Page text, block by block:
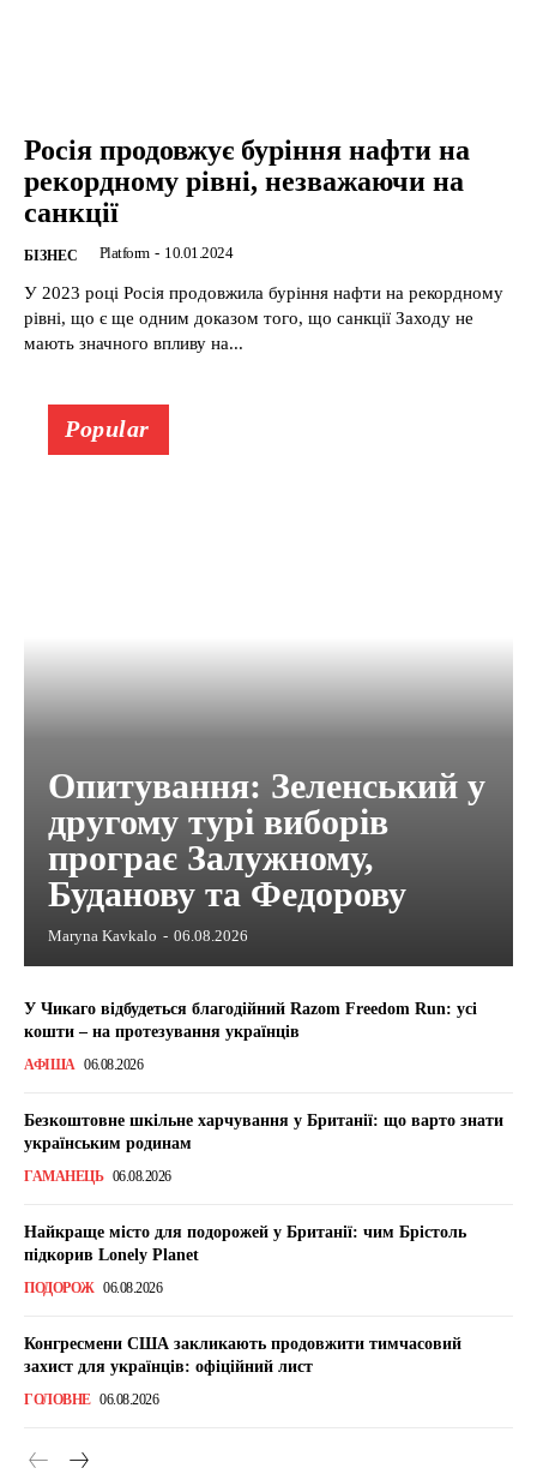
Росія продовжує буріння нафти на
рекордному рівні, незважаючи на
санкції
БІЗНЕС Platform - 10.01.2024
У 2023 році Росія продовжила буріння нафти на рекордному
рівні, що є ще одним доказом того, що санкції Заходу не
мають значного впливу на...
Popular
Опитування: Зеленський у
другому турі виборів
програє Залужному,
Буданову та Федорову
Maryna Kavkalo - 06.08.2026
У Чикаго відбудеться благодійний Razom Freedom Run: усі
кошти – на протезування українців
АФІША 06.08.2026
Безкоштовне шкільне харчування у Британії: що варто знати
українським родинам
ГАМАНЕЦЬ 06.08.2026
Найкраще місто для подорожей у Британії: чим Брістоль
підкорив Lonely Planet
ПОДОРОЖ 06.08.2026
Конгресмени США закликають продовжити тимчасовий
захист для українців: офіційний лист
ГОЛОВНЕ 06.08.2026